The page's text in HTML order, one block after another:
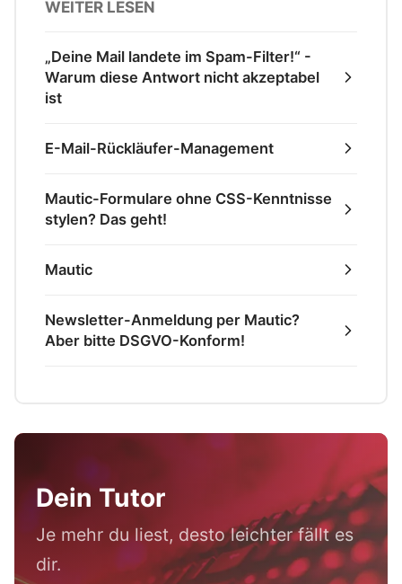
WEITER LESEN
„Deine Mail landete im Spam-Filter!“ -
Warum diese Antwort nicht akzeptabel
ist
E-Mail-Rückläufer-Management
Mautic-Formulare ohne CSS-Kenntnisse
stylen? Das geht!
Mautic
Newsletter-Anmeldung per Mautic?
Aber bitte DSGVO-Konform!
Dein Tutor
Je mehr du liest, desto leichter fällt es
dir.